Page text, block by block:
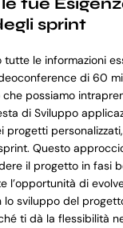
sprint
le informazioni
di 60
possiamo
di Sviluppo
progetti
Questo
il progetto in fasi
l’opportunità di
lo sviluppo del
ti dà la flessibilità